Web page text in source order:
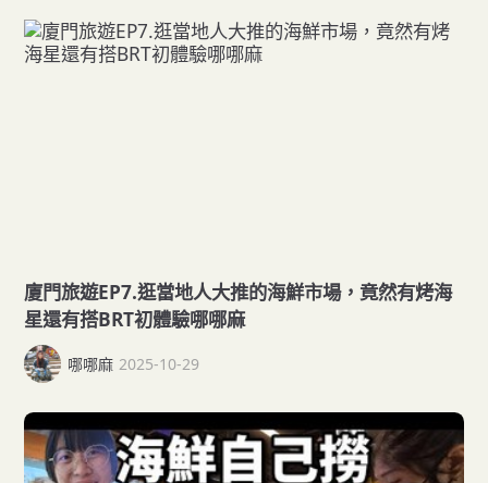
廈門旅遊EP7.逛當地人大推的海鮮市場，竟然有烤海
星還有搭BRT初體驗哪哪麻
哪哪麻 2025-10-29